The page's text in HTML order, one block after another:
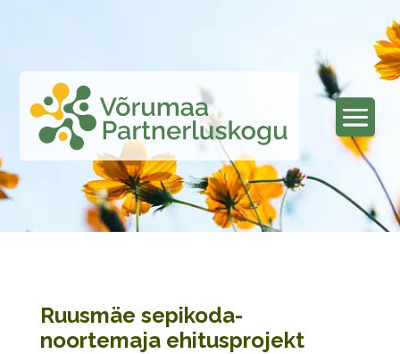
Ruusmäe sepikoda-
noortemaja ehitusprojekt